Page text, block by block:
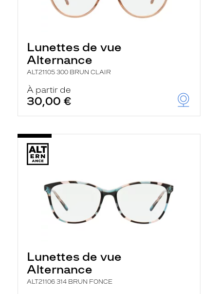
Lunettes de vue
Alternance
ALT21105 300 BRUN CLAIR
À partir de
30,00 €
Lunettes de vue
Alternance
ALT21106 314 BRUN FONCE